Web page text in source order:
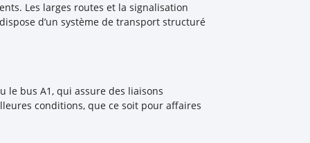
Les larges routes et la signalisation
d’un système de transport structuré
le bus A1, qui assure des liaisons
conditions, que ce soit pour affaires